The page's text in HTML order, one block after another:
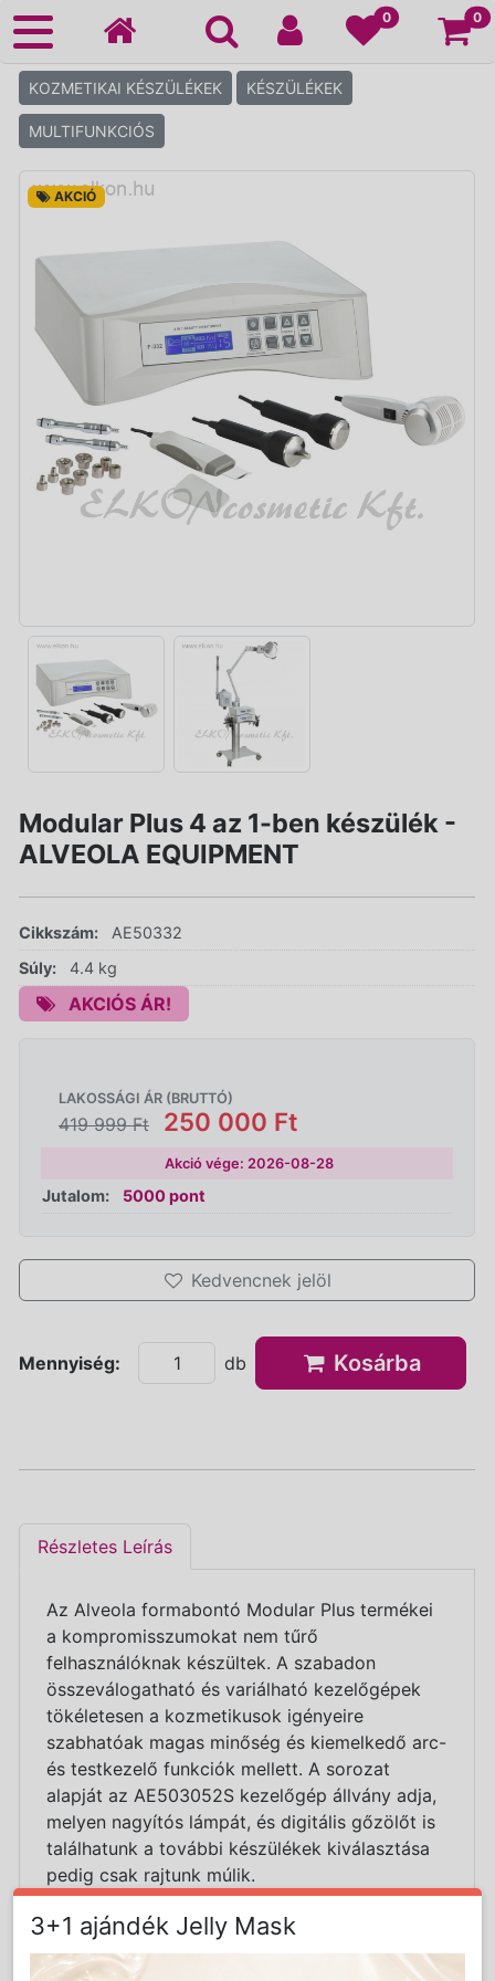
0 0
KOZMETIKAI KÉSZÜLÉKEK KÉSZÜLÉKEK
MULTIFUNKCIÓS
AKCIÓ
Modular Plus 4 az 1-ben készülék -
ALVEOLA EQUIPMENT
Cikkszám:
AE50332
Súly:
4.4 kg
AKCIÓS ÁR!
LAKOSSÁGI ÁR (BRUTTÓ)
419 999 Ft 250 000 Ft
Akció vége: 2026-08-28
Jutalom: 5000 pont
Kedvencnek jelöl
Mennyiség: db Kosárba
Részletes Leírás
Az Alveola formabontó Modular Plus termékei
a kompromisszumokat nem tűrő
felhasználóknak készültek. A szabadon
összeválogatható és variálható kezelőgépek
tökéletesen a kozmetikusok igényeire
szabhatóak magas minőség és kiemelkedő arc-
és testkezelő funkciók mellett. A sorozat
alapját az AE503052S kezelőgép állvány adja,
melyen nagyítós lámpát, és digitális gőzölőt is
találhatunk a további készülékek kiválasztása
pedig csak rajtunk múlik.
A Modular Plus AE50332 készüléke 4 népszerű
funkcióval bármely szalon sikerének a
megalapozásához ideális. Az eszköz két
3+1 ajándék Jelly Mask